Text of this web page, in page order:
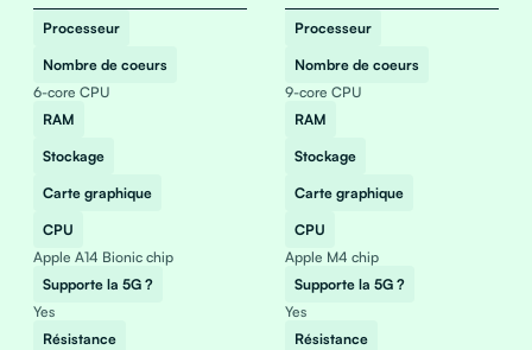
Processeur
Nombre de coeurs
6-core CPU
RAM
Stockage
Carte graphique
CPU
Apple A14 Bionic chip
Supporte la 5G ?
Yes
Résistance
Processeur
Nombre de coeurs
9-core CPU
RAM
Stockage
Carte graphique
CPU
Apple M4 chip
Supporte la 5G ?
Yes
Résistance